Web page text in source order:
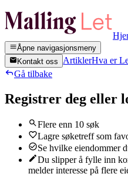
Åpne navigasjonsmeny
Kontakt oss
ArtiklerHva er
Gå tilbake
Registrer deg eller
Flere enn 10 søk
Lagre søketreff som
Se hvilke eiendommer
Du slipper å fylle inn
melder interesse på flere